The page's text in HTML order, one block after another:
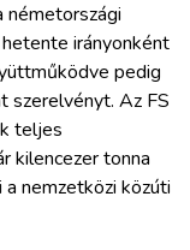
németországi
irányonként
pedig
szerelvényt. Az FS
teljes
kilencezer tonna
nemzetközi közúti